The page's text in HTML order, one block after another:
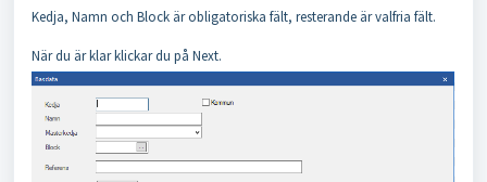
Kedja, Namn och Block är obligatoriska fält, resterande är valfria fält.
När du är klar klickar du på Next.